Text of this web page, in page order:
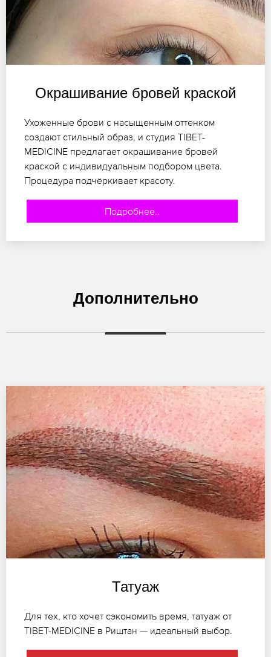
Окрашивание бровей краской
Ухоженные брови с насыщенным оттенком
создают стильный образ, и студия TIBET-
MEDICINE предлагает окрашивание бровей
краской с индивидуальным подбором цвета.
Процедура подчёркивает красоту.
Подробнее..
Дополнительно
Татуаж
Для тех, кто хочет сэкономить время, татуаж от
TIBET-MEDICINE в Риштан — идеальный выбор.